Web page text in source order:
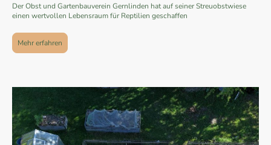
Der Obst und Gartenbauverein Gernlinden hat auf seiner Streuobstwiese
einen wertvollen Lebensraum für Reptilien geschaffen
Mehr erfahren